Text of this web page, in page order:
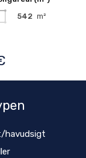
542 m²
havudsigt